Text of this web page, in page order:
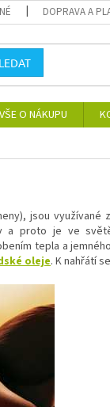
DOPRAVA A
VŠE O NÁKUPU
jsou využívané
a proto je ve
tepla a
oleje. K nahřátí